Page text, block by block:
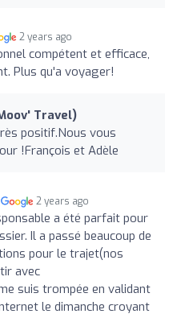
2 years ago
compétent et efficace,
Plus qu'a voyager!
Travel)
positif.Nous vous
!François et Adèle
2 years ago
a été parfait pour
Il a passé beaucoup de
pour le trajet(nos
avec
suis trompée en validant
le dimanche croyant